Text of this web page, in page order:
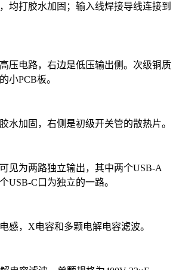
均打胶水加固；输入线焊接导线连接到
压电路，右边是低压输出侧。次级铜质
小PCB板。
水加固，右侧是初级开关管的散热片。
见为两路独立输出，其中两个USB-A
USB-C口为独立的一路。
感，X电容和多颗电解电容滤波。